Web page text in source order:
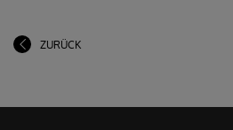
ZURÜCK